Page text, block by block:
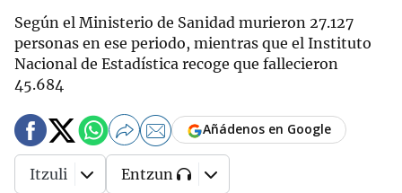
Según el Ministerio de Sanidad murieron 27.127
personas en ese periodo, mientras que el Instituto
Nacional de Estadística recoge que fallecieron
45.684
Añádenos en Google
Itzuli Entzun